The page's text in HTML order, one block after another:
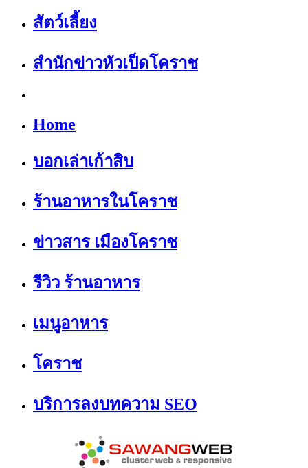
สัตว์เลี้ยง
สำนักข่าวหัวเป็ดโคราช
Home
บอกเล่าเก้าสิบ
ร้านอาหารในโคราช
ข่าวสาร เมืองโคราช
รีวิว ร้านอาหาร
เมนูอาหาร
โคราช
บริการลงบทความ SEO